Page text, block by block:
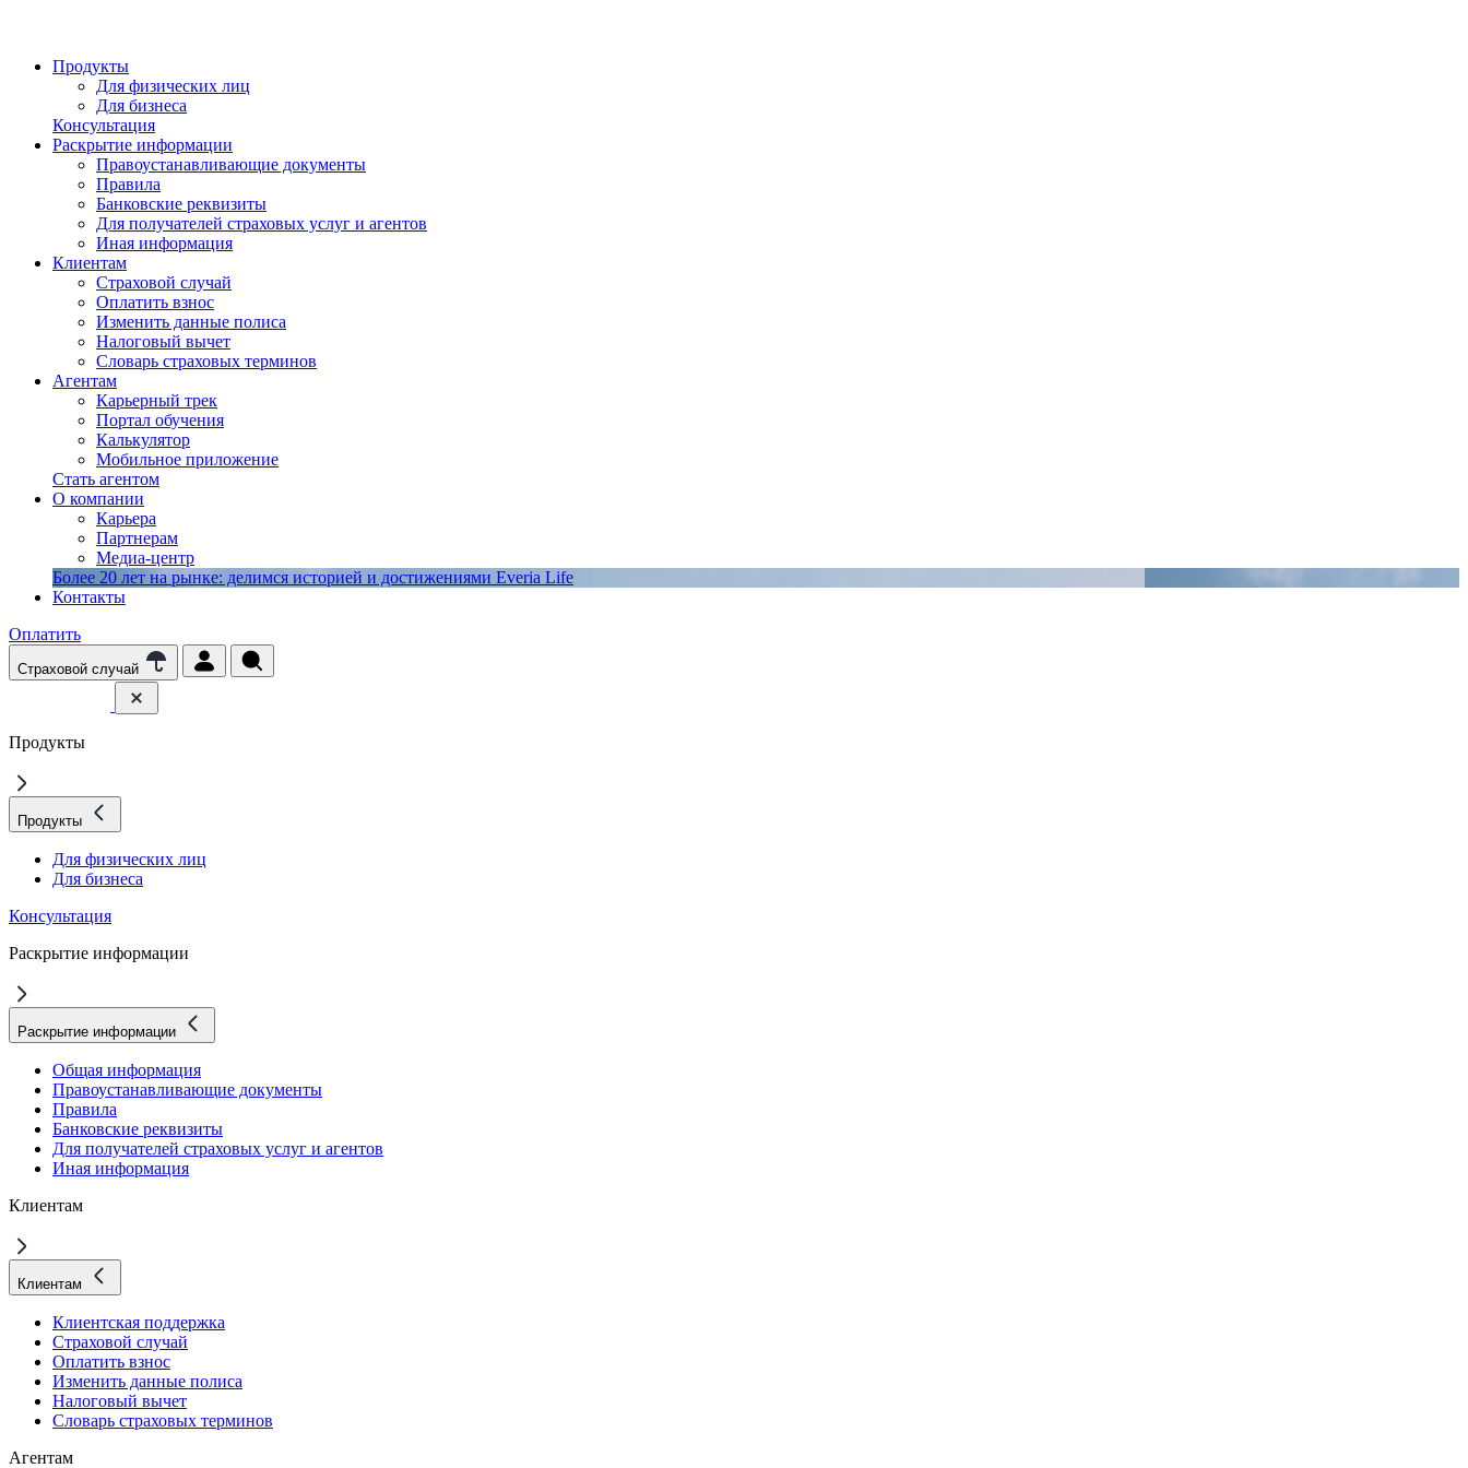
Продукты
Для физических лиц
Для бизнеса
Консультация
Раскрытие информации
Правоустанавливающие документы
Правила
Банковские реквизиты
Для получателей страховых услуг и агентов
Иная информация
Клиентам
Страховой случай
Оплатить взнос
Изменить данные полиса
Налоговый вычет
Словарь страховых терминов
Агентам
Карьерный трек
Портал обучения
Калькулятор
Мобильное приложение
Стать агентом
О компании
Карьера
Партнерам
Медиа-центр
Более 20 лет на рынке: делимся историей и достижениями Everia Life
Контакты
Оплатить
Страховой случай
Продукты
Продукты
Для физических лиц
Для бизнеса
Консультация
Раскрытие информации
Раскрытие информации
Общая информация
Правоустанавливающие документы
Правила
Банковские реквизиты
Для получателей страховых услуг и агентов
Иная информация
Клиентам
Клиентам
Клиентская поддержка
Страховой случай
Оплатить взнос
Изменить данные полиса
Налоговый вычет
Словарь страховых терминов
Агентам